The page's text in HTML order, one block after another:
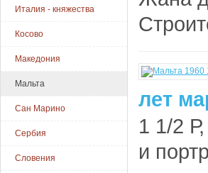
Италия - княжества
Косово
Македония
Мальта
Сан Марино
Сербия
Словения
лет
1 1/2
и